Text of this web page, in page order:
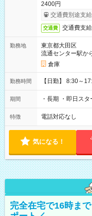
2400円
交通費別途支
交通費 交通費支
勤務地
東京都大田区
流通センター駅か
倉庫
勤務時間 【日勤】 8:30～
期間 ・長期 ・即日スタ
特徴 電話対応なし
気になる！
完全在宅で16時ま